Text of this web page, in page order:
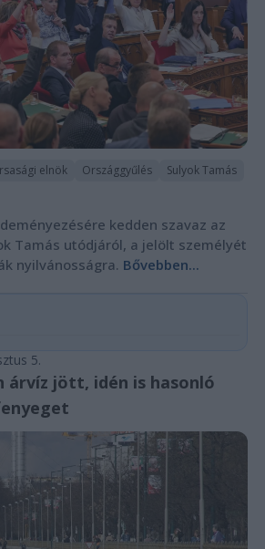
elnök Országgyűlés
Sulyok Tamás
kedden szavaz az
Tamás utódjáról, a jelölt személyét
nyilvánosságra. Bővebben...
5.
árvíz jött, idén is hasonló